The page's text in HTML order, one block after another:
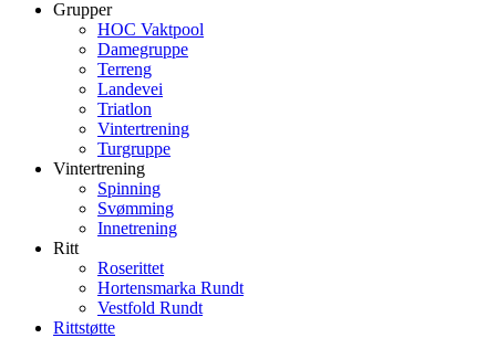
Grupper
HOC Vaktpool
Damegruppe
Terreng
Landevei
Triatlon
Vintertrening
Turgruppe
Vintertrening
Spinning
Svømming
Innetrening
Ritt
Roserittet
Hortensmarka Rundt
Vestfold Rundt
Rittstøtte